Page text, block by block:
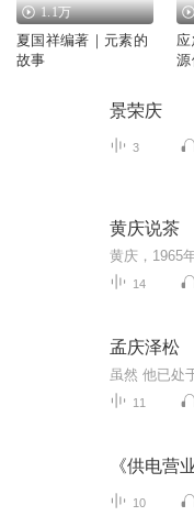
1.1万
夏国祥编著｜元素的
故事
源
景荣庆
3
黄庆说茶
14
孟庆泽松
11
《供电营
10